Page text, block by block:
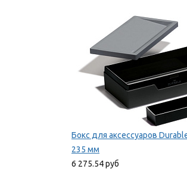
Бокс для аксессуаров
235 мм
6 275.54 руб